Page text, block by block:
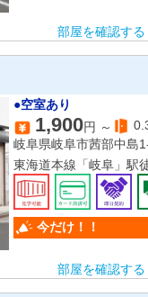
部屋を確認する
●空室あり
1,900円 ～
岐阜県岐阜市茜部中島
東海道本線「岐阜」駅
今だけ！！
部屋を確認する